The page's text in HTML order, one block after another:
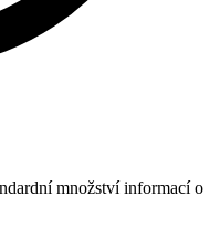
množství informací o